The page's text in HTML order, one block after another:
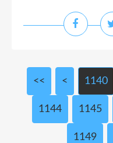
<< < 1100
1110
1120
1130
1140
1144 1145
1149